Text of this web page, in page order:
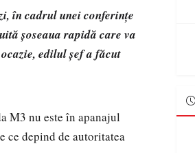
în cadrul unei conferințe
șoseaua rapidă care va
edilul șef a făcut
M3 nu este în apanajul
ce depind de autoritatea